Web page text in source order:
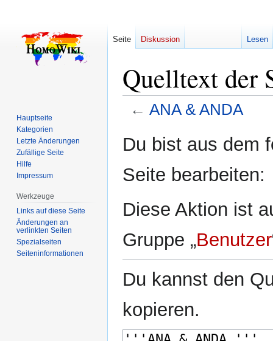
Quelltext der
← ANA & ANDA
Navigation
Suche
Du bist aus dem
Seite bearbeiten:
Diese Aktion ist
Gruppe „Benutzer
Du kannst den
kopieren.
Seite Diskussion Lesen
Hauptseite
Kategorien
Letzte Änderungen
Zufällige Seite
Hilfe
Impressum
Werkzeuge
Links auf diese Seite
Änderungen an
verlinkten Seiten
Spezialseiten
Seiten­­informationen